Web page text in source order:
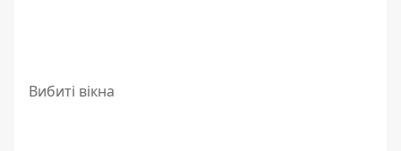
Вибиті вікна